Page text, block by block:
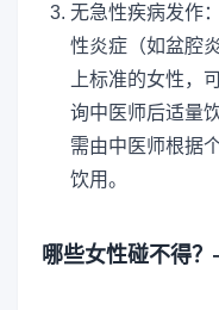
无急性疾病发作
性炎症（如盆腔
上标准的女性，
询中医师后适量
需由中医师根据
饮用。
哪些女性碰不得